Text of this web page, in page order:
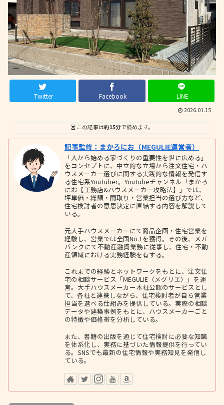
Twitter Facebook LINE
2026.01.15
この記事は約15分で読めます。
記事監修：まかろにお（MEGULIE運営者）
「人から始める家づくりの重要性を世に広める」
をコンセプトに、中立的な立場から注文住宅・ハ
ウスメーカー選びに関する実践的な情報を発信す
る住宅系YouTuber。YouTubeチャンネル「まかろ
にお【工務店&ハウスメーカー攻略法】」では、
坪単価・総額・間取り・営業担当の選び方など、
住宅検討者の意思決定に直結する内容を解説して
いる。
元大手ハウスメーカーにて商品企画・住宅営業を
経験し、営業では全国No.1を獲得。その後、メガ
バンクにて不動産融資業務に従事し、住宅・不動
産領域における実務経験を有する。
これまでの経験とネットワークをもとに、注文住
宅の相談サービス「MEGULIE（メグリエ）」を運
営。大手ハウスメーカー本社公認のサービスとし
て、各社と連携しながら、住宅検討者が自ら営業
担当を選べる仕組みを提供している。実際の相談
データや建築事例をもとに、ハウスメーカーごと
の特徴や価格帯を分析している。
また、書籍の出版を通じて住宅検討に必要な知識
を体系化し、実務に基づいた情報提供を行ってい
る。SNSでも最新の住宅情報や実務知見を発信し
ている。